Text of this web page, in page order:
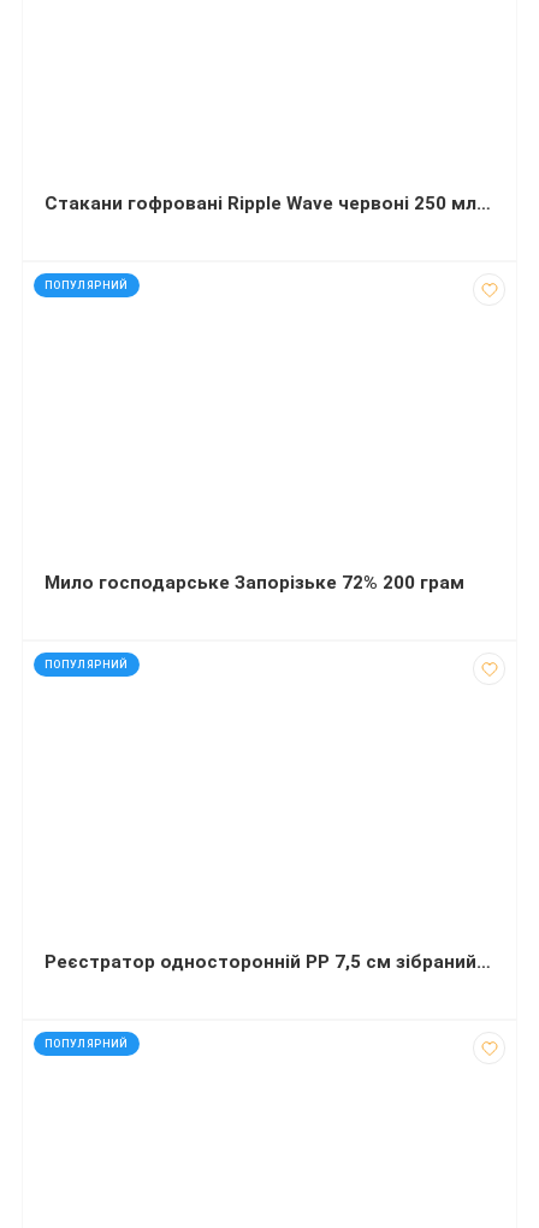
Стакани гофровані Ripple Wave червоні 250 мл 3-ш 30 штук
ПОПУЛЯРНИЙ
код: 50009
Мило господарське Запорізьке 72% 200 грам
ПОПУЛЯРНИЙ
код: 92684
Реєстратор односторонній PP 7,5 cм зібраний синій
ПОПУЛЯРНИЙ
код: 12230